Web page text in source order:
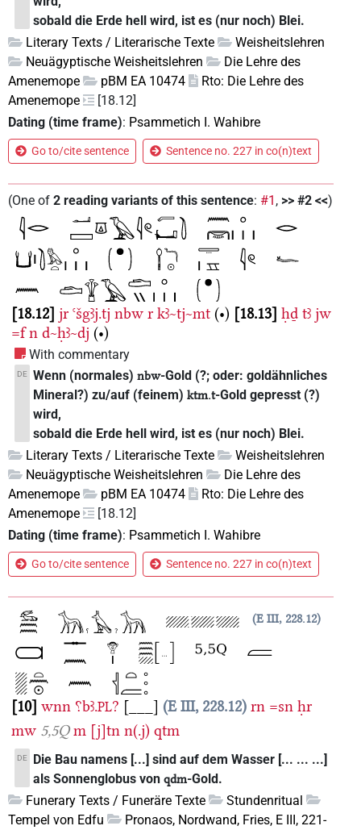
sobald die Erde hell wird, ist es (nur noch) Blei.
Literary Texts / Literarische Texte
Weisheitslehren
Neuägyptische Weisheitslehren
Die Lehre des
Amenemope
pBM EA 10474
Rto: Die Lehre des
Amenemope
[18.12]
Dating (time frame): Psammetich I. Wahibre
Go to/cite sentence Sentence no. 227 in co(n)text
(One of 2 reading variants of this sentence: #1 , >> #2 <<)
18.12 jr ꜥšgꜣj.tj nbw r kꜣ~tj~mt (•) 18.13 ḥḏ tꜣ jw
=f n d~ḥꜣ~dj (•)
With commentary
DE Wenn (normales)nbw-Gold (?; oder: goldähnliches
Mineral?) zu/auf (feinem)ktm.t-Gold gepresst (?)
wird,
sobald die Erde hell wird, ist es (nur noch) Blei.
Literary Texts / Literarische Texte
Weisheitslehren
Neuägyptische Weisheitslehren
Die Lehre des
Amenemope
pBM EA 10474
Rto: Die Lehre des
Amenemope
[18.12]
Dating (time frame): Psammetich I. Wahibre
Go to/cite sentence Sentence no. 227 in co(n)text
E III, 228.12
10 wnn ⸮bꜣ.PL? [___] E III, 228.12 rn =sn ḥr
mw 5,5Q m [j]tn n(.j) qtm
DE
Die Bau namens [...] sind auf dem Wasser [... ... ...]
als Sonnenglobus vonqdm-Gold.
Funerary Texts / Funeräre Texte
Stundenritual
Tempel von Edfu
Pronaos, Nordwand, Fries, E III, 221-